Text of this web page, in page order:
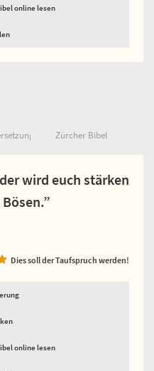
online lesen
Zürcher Bibel
wird euch stärken
Dies soll der Taufspruch werden!
online lesen